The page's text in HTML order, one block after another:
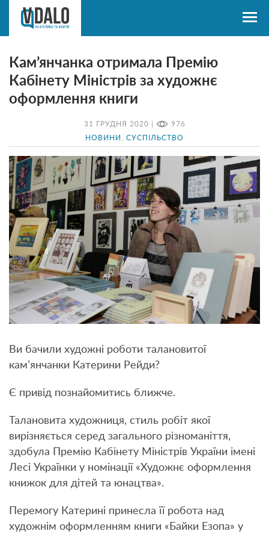
31 ГРУДНЯ 2020 | 976
НОВИНИ СУСПІЛЬСТВО
Кам’янчанка отримала Премію
Кабінету Міністрів за художнє
оформлення книги
Ви бачили художні роботи талановитої
кам’янчанки Катерини Рейди?
Є привід познайомитись ближче.
Талановита художниця, стиль робіт якої
вирізняється серед загального різноманіття,
здобула Премію Кабінету Міністрів України імені
Лесі Українки у номінації «Художнє оформлення
книжок для дітей та юнацтва».
Перемогу Катерині принесла її робота над
художнім оформленням книги «Байки Езопа» у